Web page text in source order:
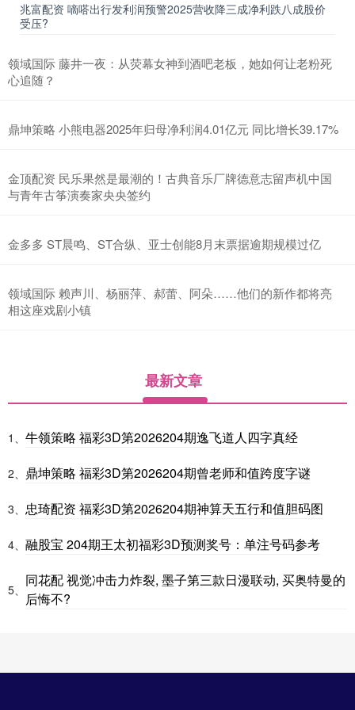
兆富配资 嘀嗒出行发利润预警2025营收降三成净利跌八成股价
受压?
领域国际 藤井一夜：从荧幕女神到酒吧老板，她如何让老粉死
心追随？
鼎坤策略 小熊电器2025年归母净利润4.01亿元 同比增长39.17%
金顶配资 民乐果然是最潮的！古典音乐厂牌德意志留声机中国
与青年古筝演奏家央央签约
金多多 ST晨鸣、ST合纵、亚士创能8月末票据逾期规模过亿
领域国际 赖声川、杨丽萍、郝蕾、阿朵……他们的新作都将亮
相这座戏剧小镇
最新文章
1、 牛领策略 福彩3D第2026204期逸飞道人四字真经
2、 鼎坤策略 福彩3D第2026204期曾老师和值跨度字谜
3、 忠琦配资 福彩3D第2026204期神算天五行和值胆码图
4、 融股宝 204期王太初福彩3D预测奖号：单注号码参考
5、
同花配 视觉冲击力炸裂, 墨子第三款日漫联动, 买奥特曼的
后悔不?